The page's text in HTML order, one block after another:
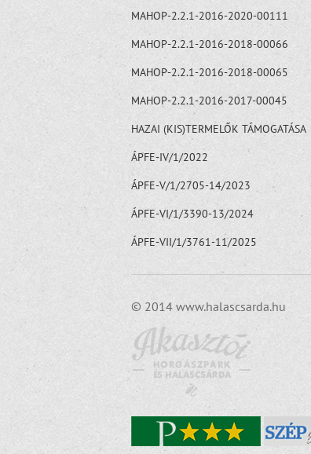
MAHOP-2.2.1-2016-2020-00111
MAHOP-2.2.1-2016-2018-00066
MAHOP-2.2.1-2016-2018-00065
MAHOP-2.2.1-2016-2017-00045
HAZAI (KIS)TERMELŐK TÁMOGATÁSA
ÁPFE-IV/1/2022
ÁPFE-V/1/2705-14/2023
ÁPFE-VI/1/3390-13/2024
ÁPFE-VII/1/3761-11/2025
© 2014 www.halascsarda.hu